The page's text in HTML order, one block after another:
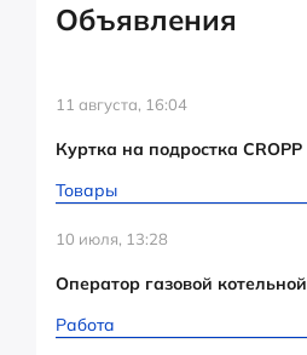
Объявления
11 августа, 16:04
Куртка на подростка CROPP
Товары
10 июля, 13:28
Оператор газовой котельной
Работа